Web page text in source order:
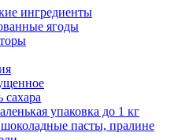
ингредиенты
ягоды
сахара
упаковка до 1 кг
пасты, пралине